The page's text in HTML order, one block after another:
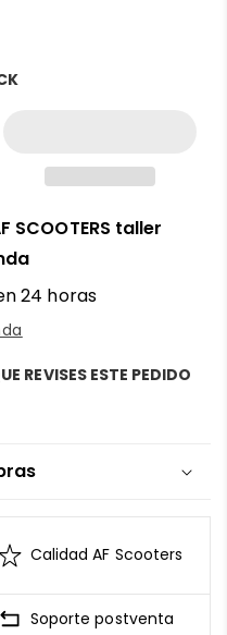
SCOOTERS taller
24 horas
REVISES ESTE PEDIDO
se mantiene
de Seguridad de
de Pago
Calidad AF Scooters
Soporte postventa